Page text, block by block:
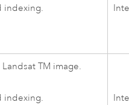
indexing.
TM image.
indexing.